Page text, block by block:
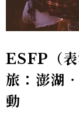
ESFP（
旅：澎湖
動